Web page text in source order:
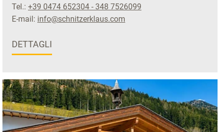
Tel.: +39 0474 652304 - 348 7526099
E-mail: info@schnitzerklaus.com
DETTAGLI